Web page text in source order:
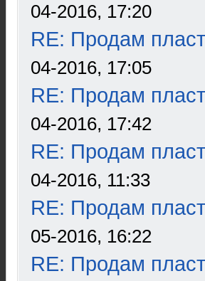
04-2016, 17:20
RE: Продам
04-2016, 17:05
RE: Продам
04-2016, 17:42
RE: Продам
04-2016, 11:33
RE: Продам
05-2016, 16:22
RE: Продам